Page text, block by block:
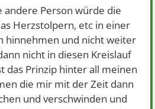
andere Person würde die
Herzstolpern, etc in einer
hinnehmen und nicht weiter
nicht in diesen Kreislauf
das Prinzip hinter all meinen
die mir mit der Zeit dann
und verschwinden und